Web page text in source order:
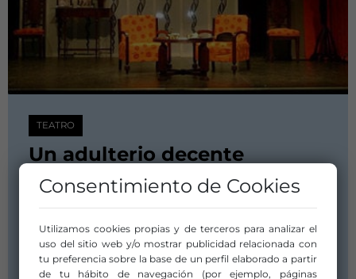
TEATRO
Un adulterio decente
Duración:
90 minutos
Fecha de Estreno:
Consentimiento de Cookies
Utilizamos cookies propias y de terceros para analizar el
uso del sitio web y/o mostrar publicidad relacionada con
tu preferencia sobre la base de un perfil elaborado a partir
de tu hábito de navegación (por ejemplo, páginas